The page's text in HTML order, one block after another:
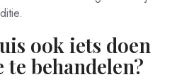
ook iets doen
behandelen?